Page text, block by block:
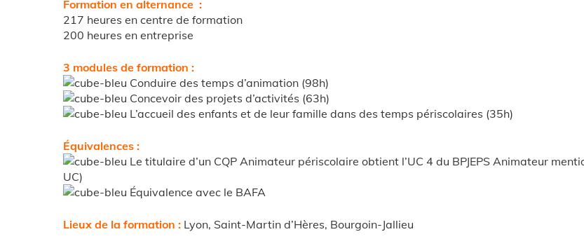
Formation en alternance :
217 heures en centre de formation
200 heures en entreprise
3 modules de formation :
Conduire des temps d’animation (98h)
Concevoir des projets d’activités (63h)
L’accueil des enfants et de leur famille dans des temps périscolaires (35h)
Équivalences :
Le titulaire d’un CQP Animateur périscolaire obtient l’UC 4 du BPJEPS Animateur
UC)
Équivalence avec le BAFA
Lieux de la formation : Lyon, Saint-Martin d’Hères, Bourgoin-Jallieu